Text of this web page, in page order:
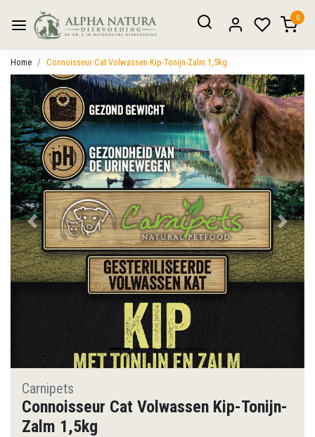
0
Home Connoisseur Cat Volwassen Kip-Tonijn-Zalm 1,5kg
Vorige
Carnipets
Connoisseur Cat Volwassen Kip-Tonijn-
Zalm 1,5kg